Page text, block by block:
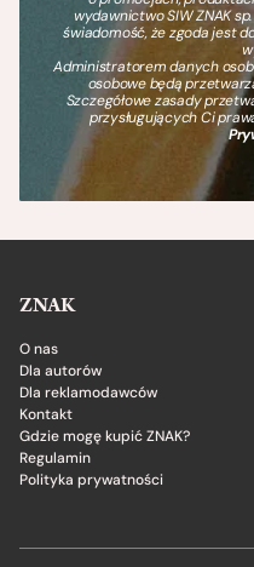
wydawnictwo SIW ZNAK
świadomość, że zgoda jest
Administratorem danych
osobowe będą
Szczegółowe zasady
przysługujących Ci
ZNAK
O nas
Dla autorów
Dla reklamodawców
Kontakt
Gdzie mogę kupić ZNAK?
Regulamin
Polityka prywatności